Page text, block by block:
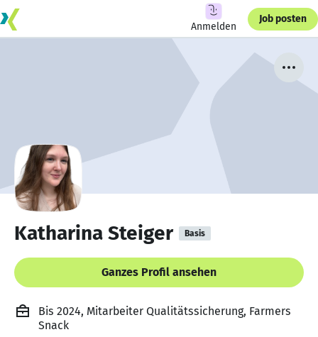
Anmelden
Job posten
Katharina Steiger Basis
Ganzes Profil ansehen
Bis 2024, Mitarbeiter Qualitätssicherung, Farmers
Snack